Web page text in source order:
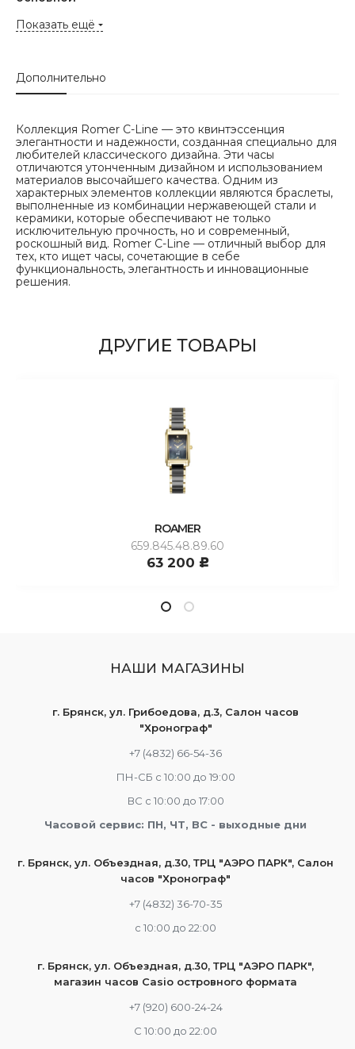
Показать ещё
Дополнительно
Коллекция Romer C-Line — это квинтэссенция
элегантности и надежности, созданная специально для
любителей классического дизайна. Эти часы
отличаются утонченным дизайном и использованием
материалов высочайшего качества. Одним из
характерных элементов коллекции являются браслеты,
выполненные из комбинации нержавеющей стали и
керамики, которые обеспечивают не только
исключительную прочность, но и современный,
роскошный вид. Romer C-Line — отличный выбор для
тех, кто ищет часы, сочетающие в себе
функциональность, элегантность и инновационные
решения.
ДРУГИЕ ТОВАРЫ
ROAMER
659.845.48.89.60
63 200 c
НАШИ МАГАЗИНЫ
г. Брянск, ул. Грибоедова, д.3, Салон часов
"Хронограф"
+7 (4832) 66-54-36
ПН-СБ с 10:00 до 19:00
ВС с 10:00 до 17:00
Часовой сервис: ПН, ЧТ, ВС - выходные дни
г. Брянск, ул. Объездная, д.30, ТРЦ "АЭРО ПАРК", Салон
часов "Хронограф"
+7 (4832) 36-70-35
c 10:00 до 22:00
г. Брянск, ул. Объездная, д.30, ТРЦ "АЭРО ПАРК",
магазин часов Casio островного формата
+7 (920) 600-24-24
С 10:00 до 22:00